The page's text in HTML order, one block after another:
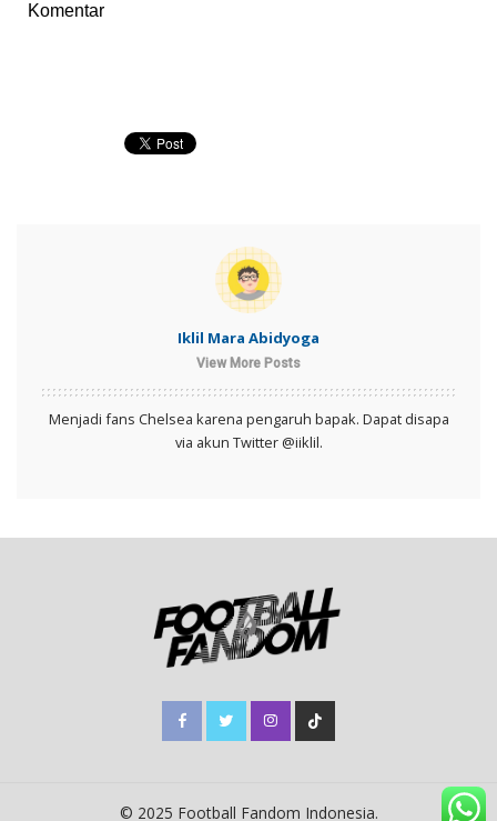
Komentar
Iklil Mara Abidyoga
View More Posts
Menjadi fans Chelsea karena pengaruh bapak. Dapat disapa
via akun Twitter @iiklil.
© 2025 Football Fandom Indonesia.